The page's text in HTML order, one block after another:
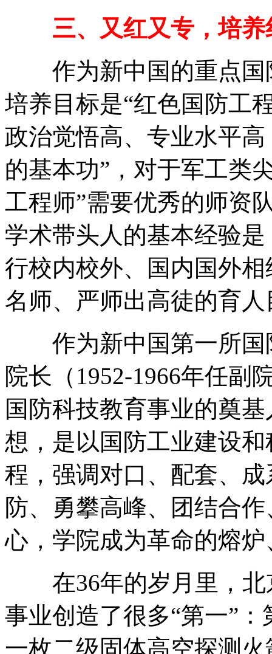
三、又红又专，培养
作为新中国的重点国
培养目标是“红色国防工
政治觉悟高、专业水平
的基本功”，对于军工类
工程师”需要优秀的师资
学术带头人的基本经验
行校内校外、国内国外
名师、严师出高徒的育人
作为新中国第一所国
院长（1952-1966年任副
国防科技教育事业的奠
想，是以国防工业建设
程，强调对口、配套、
防、勇攀高峰、团结合
心，学院成为革命的熔
在36年的岁月里，北
事业创造了很多“第一”
一枚二级固体高空探测